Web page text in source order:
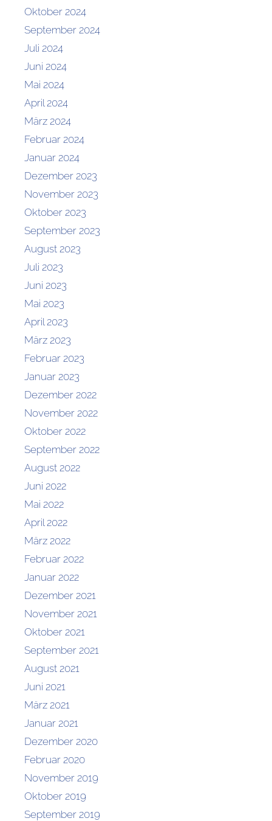
Oktober 2024
September 2024
Juli 2024
Juni 2024
Mai 2024
April 2024
März 2024
Februar 2024
Januar 2024
Dezember 2023
November 2023
Oktober 2023
September 2023
August 2023
Juli 2023
Juni 2023
Mai 2023
April 2023
März 2023
Februar 2023
Januar 2023
Dezember 2022
November 2022
Oktober 2022
September 2022
August 2022
Juni 2022
Mai 2022
April 2022
März 2022
Februar 2022
Januar 2022
Dezember 2021
November 2021
Oktober 2021
September 2021
August 2021
Juni 2021
März 2021
Januar 2021
Dezember 2020
Februar 2020
November 2019
Oktober 2019
September 2019